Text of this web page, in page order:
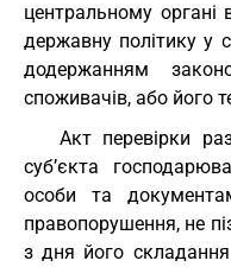
центральному органі
державну політику у
додержанням
споживачів, або його
Акт перевірки
суб’єкта
особи та
правопорушення, не
з дня його складання